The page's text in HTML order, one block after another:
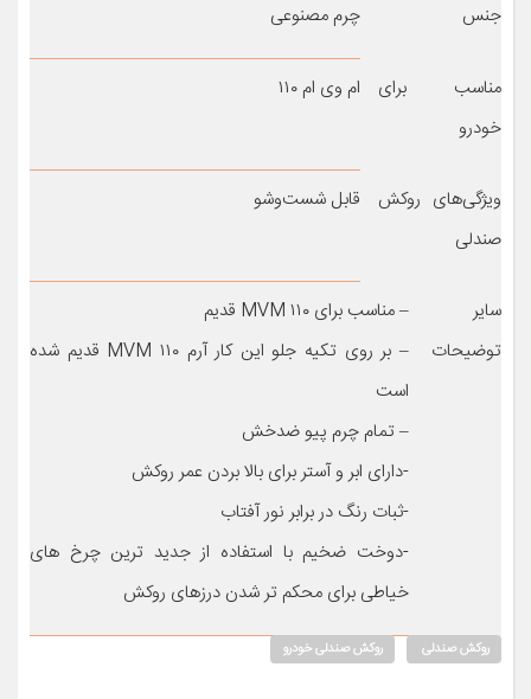
جنس چرم مصنوعی
مناسب برای
خودرو
ام وی ام ۱۱۰
ویژگی‌های روکش
صندلی
قابل شست‌وشو
سایر
توضیحات
– مناسب برای MVM ۱۱۰ قدیم
– بر روی تکیه جلو این کار آرم MVM ۱۱۰ قدیم شده
است
– تمام چرم پیو ضدخش
-دارای ابر و آستر برای بالا بردن عمر روکش
-ثبات رنگ در برابر نور آفتاب
-دوخت ضخیم با استفاده از جدید ترین چرخ های
خیاطی برای محکم تر شدن درزهای روکش
روکش صندلی روکش صندلی خودرو